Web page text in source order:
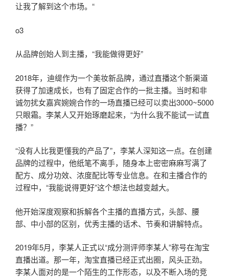
让我了解到这个市场。“
o3
从品牌创始人到主播，“我能做得更好”
2018年，迪缇作为一个美妆新品牌，通过直播这个新渠道
获得了加速成长，也有了固定合作的一批主播。当时和非
诚勿扰女嘉宾婉婉合作的一场直播已经可以卖出3000~5000
只眼霜。李某人又开始琢磨起来，“为什么我不能试一试直
播？”
“没有人比我更懂我的产品了”，李某人深知这一点。在创建
品牌的过程中，他纸笔不离手，随身本上密密麻麻写满了
配方、成分功效、浓度配比等专业信息。在和主播合作的
过程中，“我能说得更好”这个想法也越变越大。
他开始深度观察和拆解各个主播的直播方式，头部、腰
部、中小部的区别，优秀主播的话术、节奏和讲解特点。
2019年5月，李某人正式以“成分测评师李某人”称号在淘宝
直播出道。那一年，淘宝直播已经正式出圈，风头正劲。
李某人面对的是一个陌生的工作形态，以及不断入场的竞